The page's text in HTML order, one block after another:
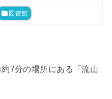
図書館
7分の場所にある「流山